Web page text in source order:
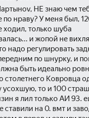
НЕ знаю чем
по нраву? У меня был,
ходил, только шуба
и жопой не
надо регулировать
по шнурку, и
быть идеально
столетнего Ковровца
усохшую, то и 100
я лил только АИ 93.
ставили на 0. вмт и